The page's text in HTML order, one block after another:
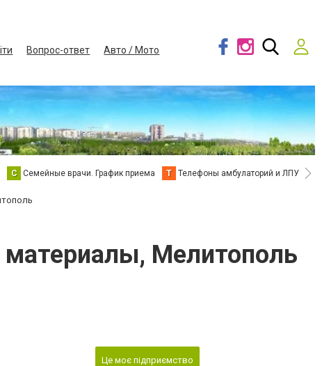
Вопрос-ответ
Авто / Мото
С Семейные врачи. График приема Т Телефоны амбулаторий и ЛПУ В
материалы, Мелитополь
Це моє підприємство